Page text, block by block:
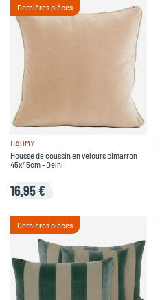
Dernières pièces
HAOMY
Housse de coussin en velours cimarron
45x45cm - Delhi
16,95 €
Dernières pièces